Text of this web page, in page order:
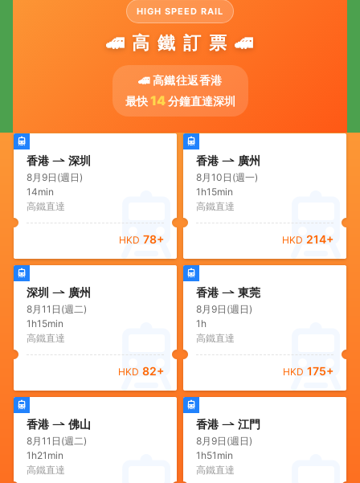
HIGH SPEED RAIL
🚄 高 鐵 訂 票 🚄
🚄 高鐵往返香港
最快14分鐘直達深圳
香港 深圳
8月9日(週日)
14min
高鐵直達
HKD 78+
香港 廣州
8月10日(週一)
1h15min
高鐵直達
HKD 214+
深圳 廣州
8月11日(週二)
1h15min
高鐵直達
HKD 82+
香港 東莞
8月9日(週日)
1h
高鐵直達
HKD 175+
香港 佛山
8月11日(週二)
1h21min
高鐵直達
香港 江門
8月9日(週日)
1h51min
高鐵直達